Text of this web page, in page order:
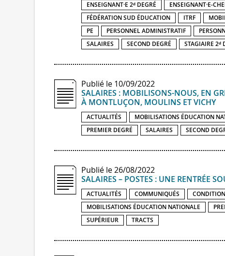
ENSEIGNANT·E 2ᵈ DEGRÉ
ENSEIGNANT·E-
FÉDÉRATION SUD ÉDUCATION
ITRF
PE
PERSONNEL ADMINISTRATIF
SALAIRES
SECOND DEGRÉ STAGIAIRE 2ᵈ
Publié le 10/09/2022
SALAIRES : MOBILISONS-​NOUS, EN
À MONTLUÇON, MOULINS ET VICHY
ACTUALITÉS MOBILISATIONS ÉDUCATION
PREMIER DEGRÉ
SALAIRES SECOND
Publié le 26/08/2022
SALAIRES – POSTES : UNE RENTRÉE
ACTUALITÉS COMMUNIQUÉS
MOBILISATIONS ÉDUCATION NATIONALE
SUPÉRIEUR
TRACTS